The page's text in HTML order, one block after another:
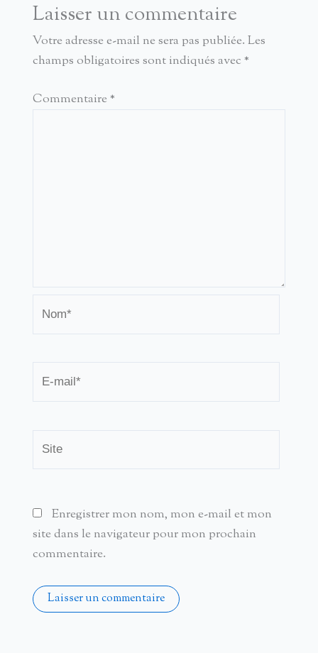
Laisser un commentaire
Votre adresse e-mail ne sera pas publiée. Les
champs obligatoires sont indiqués avec *
Commentaire *
mail*
Enregistrer mon nom, mon e-mail et mon
site dans le navigateur pour mon prochain
commentaire.